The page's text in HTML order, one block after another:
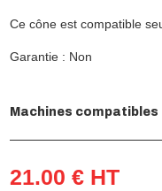
Ce cône est compatible
Garantie : Non
Machines compatibles
21.00 € HT